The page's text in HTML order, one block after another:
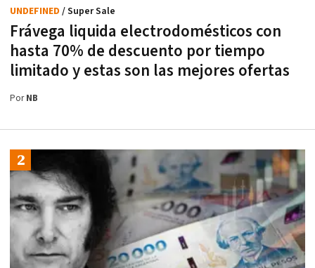
Frávega liquida electrodomésticos con
hasta 70% de descuento por tiempo
limitado y estas son las mejores ofertas
UNDEFINED / Super Sale
PorNB